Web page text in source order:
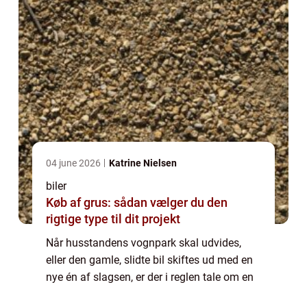
04 june 2026 Katrine Nielsen
biler
Køb af grus: sådan vælger du den
rigtige type til dit projekt
Når husstandens vognpark skal udvides,
eller den gamle, slidte bil skiftes ud med en
nye én af slagsen, er der i reglen tale om en